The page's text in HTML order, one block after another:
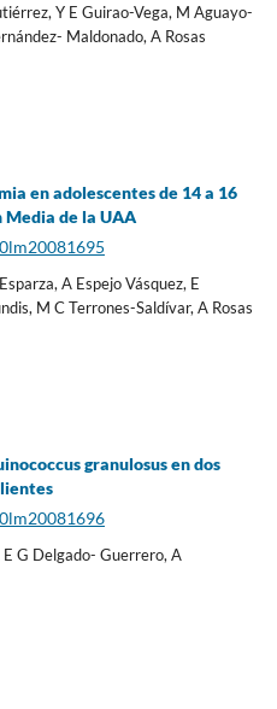
Y E Guirao-Vega, M Aguayo-
Maldonado, A Rosas
en adolescentes de 14 a 16
Media de la UAA
A Espejo Vásquez, E
M C Terrones-Saldívar, A Rosas
granulosus en dos
E G Delgado- Guerrero, A